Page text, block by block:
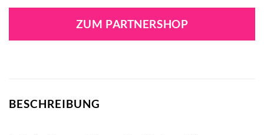
ZUM PARTNERSHOP
BESCHREIBUNG